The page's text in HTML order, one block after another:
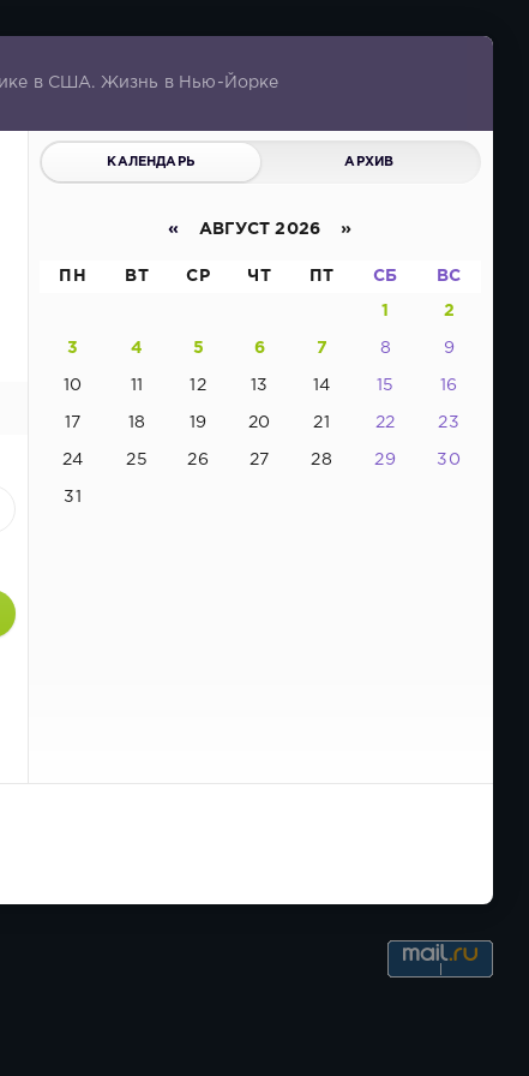
в США. Жизнь в Нью-Йорке
КАЛЕНДАРЬ АРХИВ
« АВГУСТ 2026 »
ПН ВТ СР ЧТ ПТ СБ ВС
1 2
3 4 5 6 7 8 9
10 11 12 13 14 15 16
17 18 19 20 21 22 23
24 25 26 27 28 29 30
31